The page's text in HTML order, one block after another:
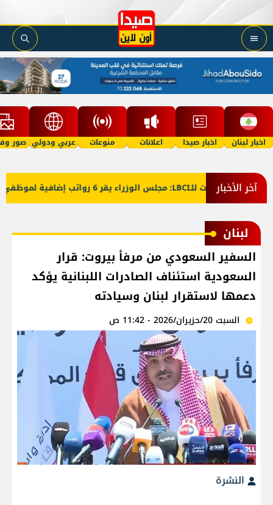
اخبار لبنان اخبار صيدا اعلانات منوعات عربي ودولي صور
آخر الأخبار
معلومات للـLBCI: مجلس الوزراء يقر 6 رواتب إضافية لموظفي القطاع العام وصرف الفروقات بأثر رجعي منذ آذار
لبنان
السفير السعودي من مرفأ بيروت: قرار
السعودية استئناف الصادرات اللبنانية يؤكد
دعمها لاستقرار لبنان وسيادته
السبت 20/حزيران/2026 - 11:42 ص
النشرة